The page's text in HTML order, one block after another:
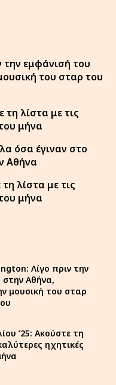
την εμφάνισή του
του σταρ του
τη λίστα με τις
μήνα
όσα έγιναν στο
Αθήνα
λίστα με τις
μήνα
Λίγο πριν την
στην Αθήνα,
μουσική του σταρ
’25: Ακούστε τη
ηχητικές